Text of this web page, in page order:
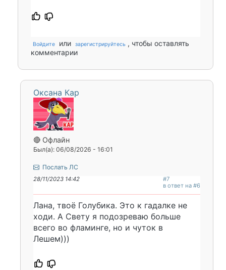
Войдите или зарегистрируйтесь , чтобы оставлять
комментарии
Оксана Кар
🔴 Офлайн
Был(а): 06/08/2026 - 16:01
Послать ЛС
28/11/2023 14:42
#7
в ответ на #6
Лана, твоё Голубика. Это к гадалке не
ходи. А Свету я подозреваю больше
всего во фламинге, но и чуток в
Лешем)))